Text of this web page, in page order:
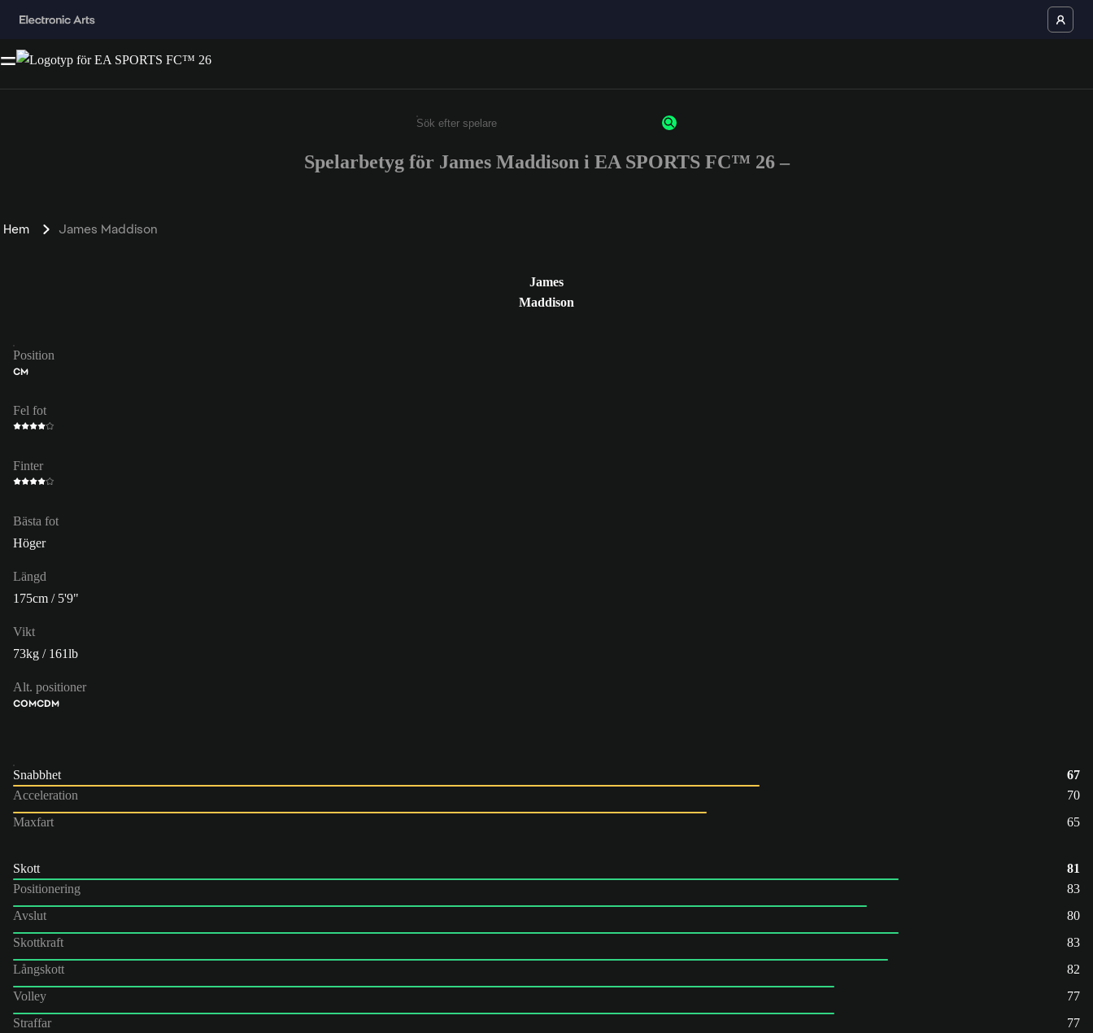
Ange minst 3 tecken eller siffror
Spelarbetyg för James Maddison i EA SPORTS FC™ 26 –
Hem James Maddison
James
Maddison
Position
CM
Fel fot
Finter
Bästa fot
Höger
Längd
175cm / 5'9"
Vikt
73kg / 161lb
Alt. positioner
COMCDM
Snabbhet
67
Acceleration
70
Maxfart
65
Skott
81
Positionering
83
Avslut
80
Skottkraft
83
Långskott
82
Volley
77
Straffar
77